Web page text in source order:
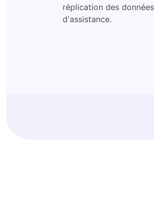
réplication des
d'assistance.